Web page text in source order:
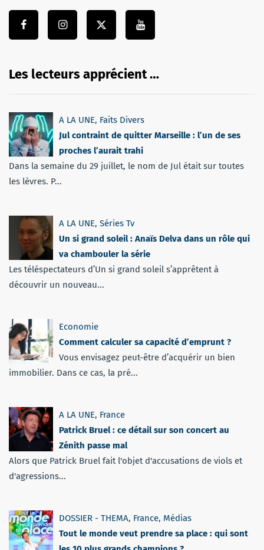
Les lecteurs apprécient …
A LA UNE, Faits Divers
Jul contraint de quitter Marseille : l’un de ses
proches l’aurait trahi
Dans la semaine du 29 juillet, le nom de Jul était sur toutes
les lèvres. P...
A LA UNE, Séries Tv
Un si grand soleil : Anaïs Delva dans un rôle qui
va chambouler la série
Les téléspectateurs d’Un si grand soleil s’apprêtent à
découvrir un nouveau...
Economie
Comment calculer sa capacité d’emprunt ?
Vous envisagez peut-être d’acquérir un bien
immobilier. Dans ce cas, la pré...
A LA UNE, France
Patrick Bruel : ce détail sur son concert au
Zénith passe mal
Alors que Patrick Bruel fait l'objet d'accusations de viols et
d'agressions...
DOSSIER - THEMA, France, Médias
Tout le monde veut prendre sa place : qui sont